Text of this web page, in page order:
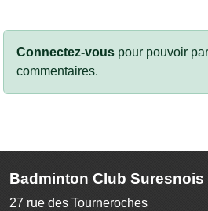
Connectez-vous pour pouvoir
commentaires.
Badminton Club Suresnois
27 rue des Tourneroches